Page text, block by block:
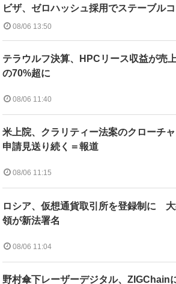
ビザ、ゼロハッシュ採用でステーブル
08/06 13:50
テラウルフ決算、HPCリース収益が売
の70%超に
08/06 11:40
米上院、クラリティー法案のクローチ
申請見送り続く＝報道
08/06 11:15
ロシア、仮想通貨取引所を登録制に
領が新法署名
08/06 11:04
野村傘下レーザーデジタル、ZIGChain